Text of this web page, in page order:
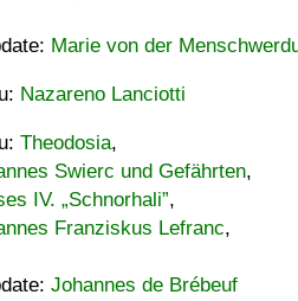
Marie von der
Nazareno Lanciotti
Theodosia,
Swierc und Gefährten,
IV. „Schnorhali”,
Franziskus Lefranc,
Johannes de Brébeuf